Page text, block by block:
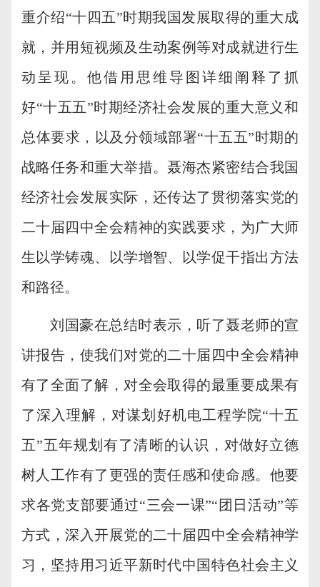
重介绍“十四五”时期我国发展取得的重大成
就，并用短视频及生动案例等对成就进行生
动呈现。他借用思维导图详细阐释了抓
好“十五五”时期经济社会发展的重大意义和
总体要求，以及分领域部署“十五五”时期的
战略任务和重大举措。聂海杰紧密结合我国
经济社会发展实际，还传达了贯彻落实党的
二十届四中全会精神的实践要求，为广大师
生以学铸魂、以学增智、以学促干指出方法
和路径。
刘国豪在总结时表示，听了聂老师的宣
讲报告，使我们对党的二十届四中全会精神
有了全面了解，对全会取得的最重要成果有
了深入理解，对谋划好机电工程学院“十五
五”五年规划有了清晰的认识，对做好立德
树人工作有了更强的责任感和使命感。他要
求各党支部要通过“三会一课”“团日活动”等
方式，深入开展党的二十届四中全会精神学
习，坚持用习近平新时代中国特色社会主义